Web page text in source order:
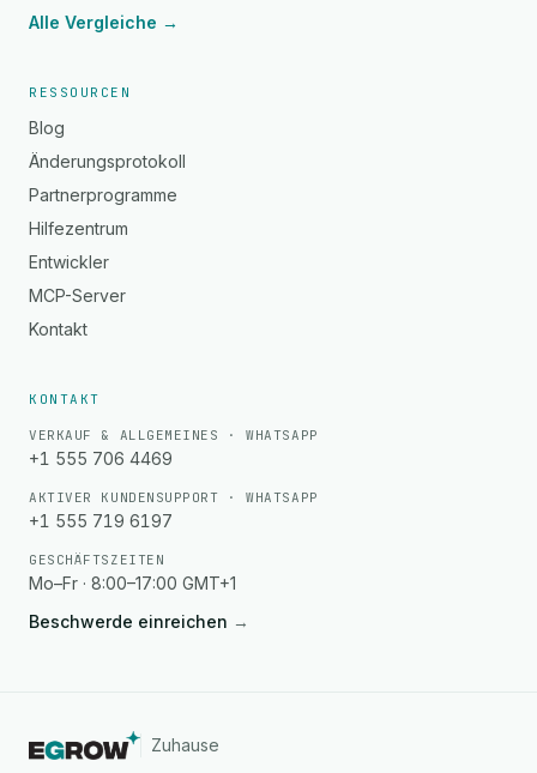
Alle Vergleiche →
RESSOURCEN
Blog
Änderungsprotokoll
Partnerprogramme
Hilfezentrum
Entwickler
MCP-Server
Kontakt
KONTAKT
VERKAUF & ALLGEMEINES · WHATSAPP
+1 555 706 4469
AKTIVER KUNDENSUPPORT · WHATSAPP
+1 555 719 6197
GESCHÄFTSZEITEN
Mo–Fr · 8:00–17:00 GMT+1
Beschwerde einreichen →
Zuhause